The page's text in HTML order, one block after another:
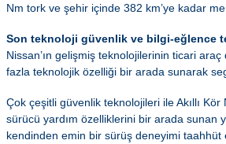
Nm tork ve şehir içinde 382 km’ye kadar
Son teknoloji güvenlik ve bilgi-eğlence
Nissan’ın gelişmiş teknolojilerinin ticari araç
fazla teknolojik özelliği bir arada sunarak
Çok çeşitli güvenlik teknolojileri ile Akıllı
sürücü yardım özelliklerini bir arada sunan
kendinden emin bir sürüş deneyimi taahhüt